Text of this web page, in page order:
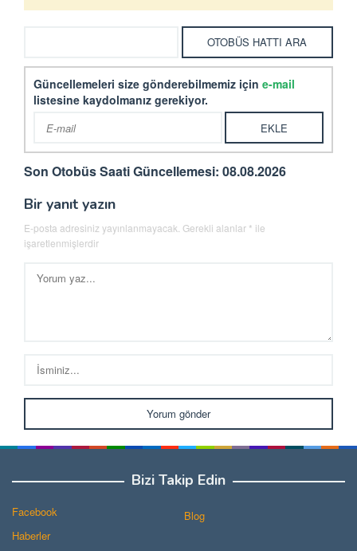
Güncellemeleri size gönderebilmemiz için e-mail
listesine kaydolmanız gerekiyor.
Son Otobüs Saati Güncellemesi: 08.08.2026
Bir yanıt yazın
E-posta adresiniz yayınlanmayacak. Gerekli alanlar * ile
işaretlenmişlerdir
Bizi Takip Edin
Facebook
Haberler
Blog